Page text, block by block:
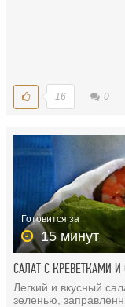
16 0
Готовится за
15 минут
САЛАТ С КРЕВЕТКАМИ
Легкий и вкусный
зеленью,